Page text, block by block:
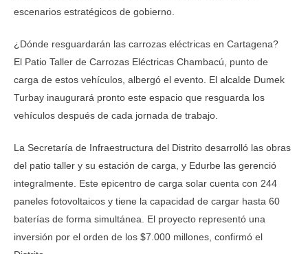
escenarios estratégicos de gobierno.
¿Dónde resguardarán las carrozas eléctricas en Cartagena?
El Patio Taller de Carrozas Eléctricas Chambacú, punto de
carga de estos vehículos, albergó el evento. El alcalde Dumek
Turbay inaugurará pronto este espacio que resguarda los
vehículos después de cada jornada de trabajo.
La Secretaría de Infraestructura del Distrito desarrolló las obras
del patio taller y su estación de carga, y Edurbe las gerenció
integralmente. Este epicentro de carga solar cuenta con 244
paneles fotovoltaicos y tiene la capacidad de cargar hasta 60
baterías de forma simultánea. El proyecto representó una
inversión por el orden de los $7.000 millones, confirmó el